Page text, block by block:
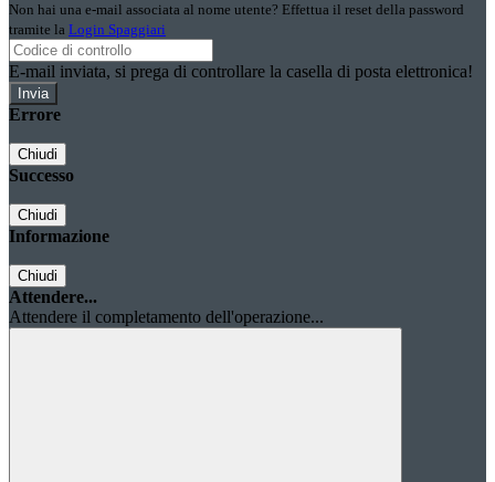
Non hai una e-mail associata al nome utente? Effettua il reset della password
tramite la Login Spaggiari
E-mail inviata, si prega di controllare la casella di posta elettronica!
Errore
Chiudi
Successo
Chiudi
Informazione
Chiudi
Attendere...
Attendere il completamento dell'operazione...